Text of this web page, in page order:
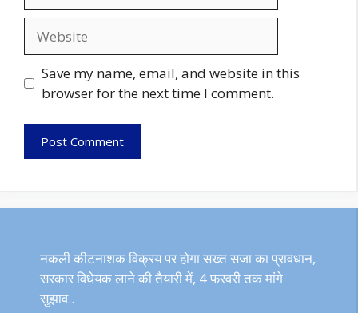
Save my name, email, and website in this
browser for the next time I comment.
नकली कीटनाशक विक्रय पर होगा सख्त सजा का प्रावधान,
सरकार विधेयक लाने की तैयारी में, 4 फरवरी तक मांगे
सुझाव..